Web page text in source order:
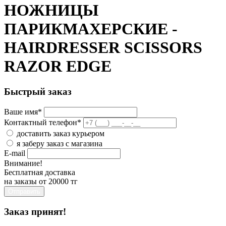
НОЖНИЦЫ
ПАРИКМАХЕРСКИЕ -
HAIRDRESSER SCISSORS
RAZOR EDGE
Быстрый заказ
Ваше имя*
Контактный телефон*
доставить заказ курьером
я заберу заказ с магазина
E-mail
Внимание!
Бесплатная доставка
на заказы от 20000 тг
Заказ принят!